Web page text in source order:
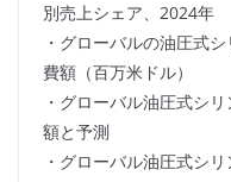
別売上シェア、2024年
・グローバルの油圧式
費額（百万米ドル）
・グローバル油圧式シ
額と予測
・グローバル油圧式シ